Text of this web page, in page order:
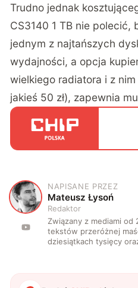
Trudno jednak
CS3140 1 TB nie polecić,
jednym z najtańszych
wydajności, a opcja
wielkiego radiatora i z
jakieś 50 zł), zapewnia
M
NAPISANE PRZEZ
Mateusz Łysoń
Redaktor
Związany z mediami od
tekstów przeróżnej
dziesiątkach tysięcy